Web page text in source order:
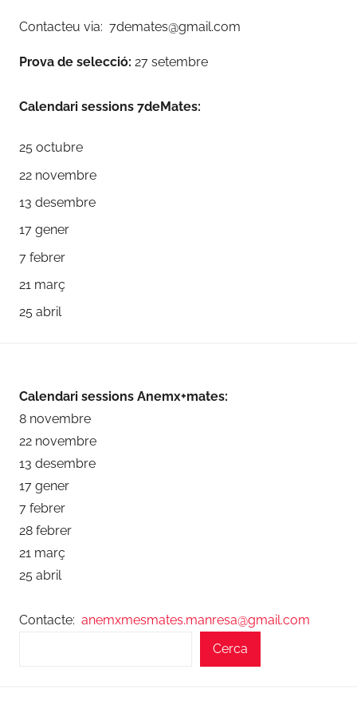
Contacteu via: 7demates@gmail.com
Prova de selecció: 27 setembre
Calendari sessions 7deMates:
25 octubre
22 novembre
13 desembre
17 gener
7 febrer
21 març
25 abril
Calendari sessions Anemx+mates:
8 novembre
22 novembre
13 desembre
17 gener
7 febrer
28 febrer
21 març
25 abril
Contacte: anemxmesmates.manresa@gmail.com
Cerca